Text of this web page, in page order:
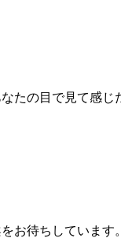
たの目で見て感
お待ちしていま